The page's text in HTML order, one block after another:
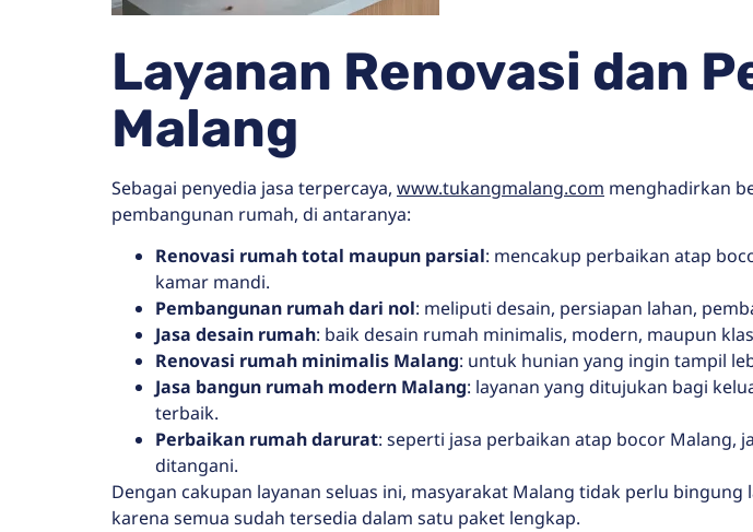
Layanan Renovasi dan
Malang
Sebagai penyedia jasa terpercaya, www.tukangmalang.com menghadirkan
pembangunan rumah, di antaranya:
Renovasi rumah total maupun parsial: mencakup perbaikan atap
kamar mandi.
Pembangunan rumah dari nol: meliputi desain, persiapan lahan,
Jasa desain rumah: baik desain rumah minimalis, modern, maupun
Renovasi rumah minimalis Malang: untuk hunian yang ingin tampil
Jasa bangun rumah modern Malang: layanan yang ditujukan bagi
terbaik.
Perbaikan rumah darurat: seperti jasa perbaikan atap bocor Malang,
ditangani.
Dengan cakupan layanan seluas ini, masyarakat Malang tidak perlu
karena semua sudah tersedia dalam satu paket lengkap.